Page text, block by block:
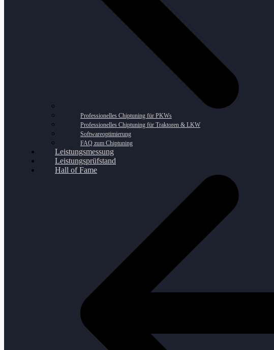
Professionelles Chiptuning für PKWs
Professionelles Chiptuning für Traktoren & LKW
Softwareoptimierung
FAQ zum Chiptuning
Leistungsmessung
Leistungsprüfstand
Hall of Fame